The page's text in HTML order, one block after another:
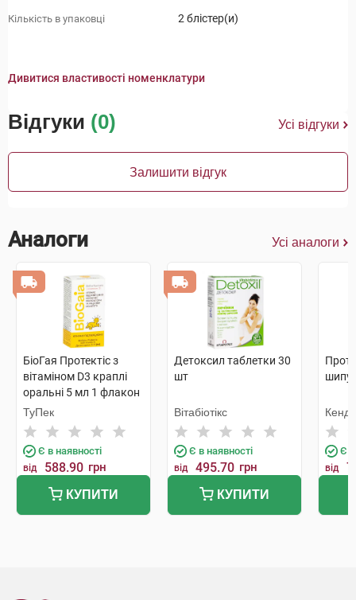
Кількість в упаковці 2 блістер(и)
Дивитися властивості номенклатури
Відгуки (0) Усі відгуки
Залишити відгук
Аналоги Усі аналоги
БіоГая Протектіс з
вітаміном D3 краплі
оральні 5 мл 1 флакон
ТуПек
Є в наявності
від 588.90 грн
КУПИТИ
Детоксил таблетки 30
шт
Вітабіотікс
Є в наявності
від 495.70 грн
КУПИТИ
Кенді
Є в
від